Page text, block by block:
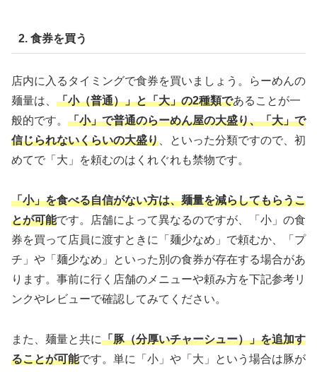
2. 食券を買う
店内に入るタイミングで食券を買いましょう。らーめんの
麺量は、 「小（普通）」と「大」の2種類であることが一
般的です。 「小」で普通のらーめん屋の大盛り、「大」で
信じられないくらいの大盛り、といった分類ですので、初
めてで「大」を頼むのはくれぐれも禁物です。
「小」を食べる自信がない方は、麺量を減らしてもらうこ
とが可能です。店舗によって異なるのですが、「小」の食
券を買って店員に渡すときに「麺少なめ」で頼むか、「プ
チ」や「麺少なめ」といった別の食券が存在する場合があ
ります。事前に行く店舗のメニューや頼み方を下記参考リ
ンクやレビューで確認してみてください。
また、麺量と共に「豚（分厚いチャーシュー）」を追加す
ることが可能です。単に「小」や「大」という場合は豚が